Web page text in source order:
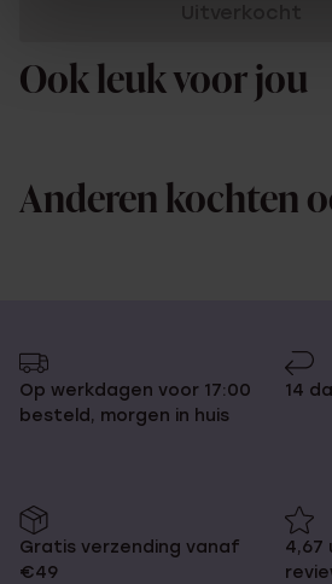
Ook leuk voor jou
Anderen kochten
Op werkdagen voor 17:00
besteld, morgen in huis
14
Gratis verzending vanaf
€49
4,67